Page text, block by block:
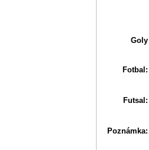
Goly
Fotbal:
Futsal:
Poznámka: